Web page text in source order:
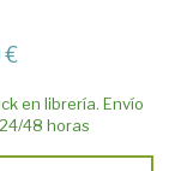
€
en librería. Envío
48 horas